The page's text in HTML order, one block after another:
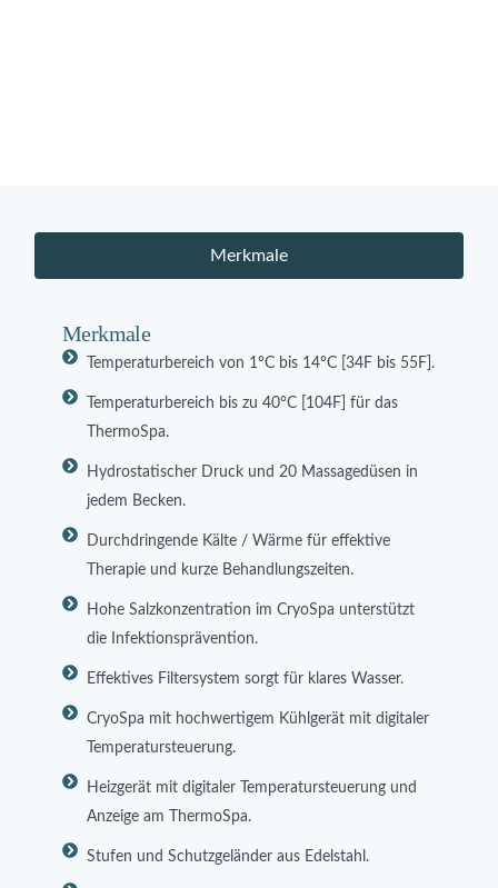
Merkmale
Merkmale
Temperaturbereich von 1°C bis 14°C [34F bis 55F].
Temperaturbereich bis zu 40°C [104F] für das
ThermoSpa.
Hydrostatischer Druck und 20 Massagedüsen in
jedem Becken.
Durchdringende Kälte / Wärme für effektive
Therapie und kurze Behandlungszeiten.
Hohe Salzkonzentration im CryoSpa unterstützt
die Infektionsprävention.
Effektives Filtersystem sorgt für klares Wasser.
CryoSpa mit hochwertigem Kühlgerät mit digitaler
Temperatursteuerung.
Heizgerät mit digitaler Temperatursteuerung und
Anzeige am ThermoSpa.
Stufen und Schutzgeländer aus Edelstahl.